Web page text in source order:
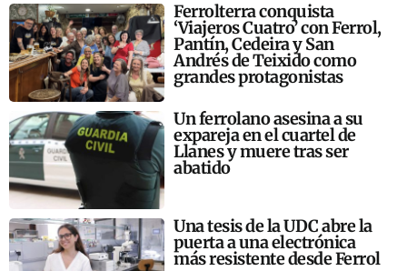
Ferrolterra conquista
‘Viajeros Cuatro’ con Ferrol,
Pantín, Cedeira y San
Andrés de Teixido como
grandes protagonistas
Un ferrolano asesina a su
expareja en el cuartel de
Llanes y muere tras ser
abatido
Una tesis de la UDC abre la
puerta a una electrónica
más resistente desde Ferrol